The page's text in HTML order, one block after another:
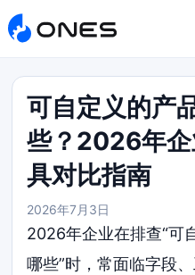
可自定义的产
些？2026年
具对比指南
2026年7月3日
2026年企业在排查“可
哪些”时，常面临字段